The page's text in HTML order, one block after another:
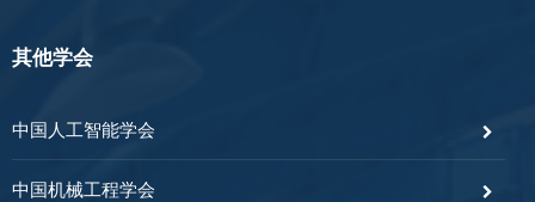
其他学会
中国人工智能学会
中国机械工程学会